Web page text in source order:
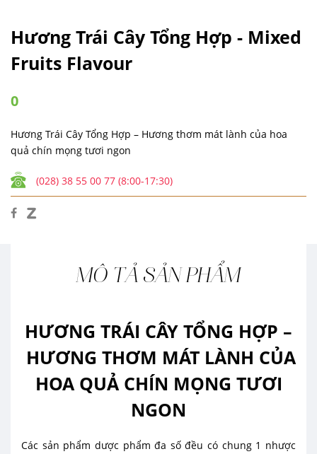
Hương Trái Cây Tổng Hợp - Mixed
Fruits Flavour
0
Hương Trái Cây Tổng Hợp – Hương thơm mát lành của hoa
quả chín mọng tươi ngon
(028) 38 55 00 77 (8:00-17:30)
MÔ TẢ SẢN PHẨM
HƯƠNG TRÁI CÂY TỔNG HỢP –
HƯƠNG THƠM MÁT LÀNH CỦA
HOA QUẢ CHÍN MỌNG TƯƠI
NGON
Các sản phẩm dược phẩm đa số đều có chung 1 nhược